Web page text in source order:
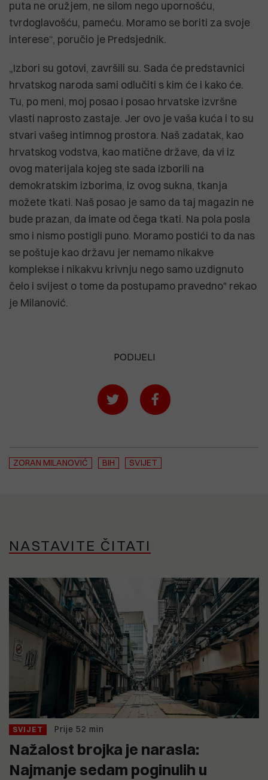
puta ne oružjem, ne silom nego upornošću,
tvrdoglavošću, pameću. Moramo se boriti za svoje
interese“, poručio je Predsjednik.
„Izbori su gotovi, završili su. Sada će predstavnici
hrvatskog naroda sami odlučiti s kim će i kako će.
Tu, po meni, moj posao i posao hrvatske izvršne
vlasti naprosto zastaje. Jer ovo je vaša kuća i to su
stvari vašeg intimnog prostora. Naš zadatak, kao
hrvatskog vodstva, kao matične države, da vi iz
ovog materijala kojeg ste sada izborili na
demokratskim izborima, iz ovog sukna, tkanja
možete tkati. Naš posao je samo da taj magazin ne
bude prazan, da imate od čega tkati. Na pola posla
smo i nismo postigli puno. Moramo postići to da nas
se poštuje kao državu jer nemamo nikakve
komplekse i nikakvu krivnju nego samo uzdignuto
čelo i svijest o tome da postupamo pravedno" rekao
je Milanović.
PODIJELI
ZORAN MILANOVIĆ BIH SVIJET
NASTAVITE ČITATI
SVIJET Prije 52 min
Nažalost brojka je narasla:
Najmanje sedam poginulih u